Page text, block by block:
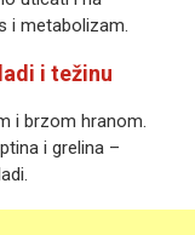
i metabolizam.
i težinu
i brzom hranom.
i grelina –